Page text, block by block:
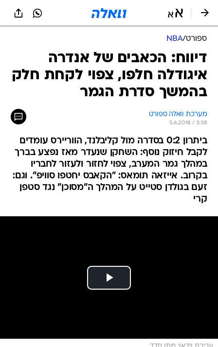
ספורט/
NBA
דיווח: הכאבים של אנדרה
איגודלה חלפו, צפוי לקחת חלק
בהמשך סדרת הגמר
מערכת וואלה ספורט
5.6.2018 / 3:38
ביתרון 0:2 בסדרה מול קליבלנד, הווריירס עומדים
לקבל חיזוק נוסף: השחקן שנעדר מאז נפצע בברך
במהלך גמר המערב, צפוי לחזור ולעזור לחבריו
בקרוב. אייזאה תומאס: "הקאבס יחטפו סוויפ". וגם:
זעם בגולדן סטייט על המהלך ה"מסוכן" נגד סטפן
קרי